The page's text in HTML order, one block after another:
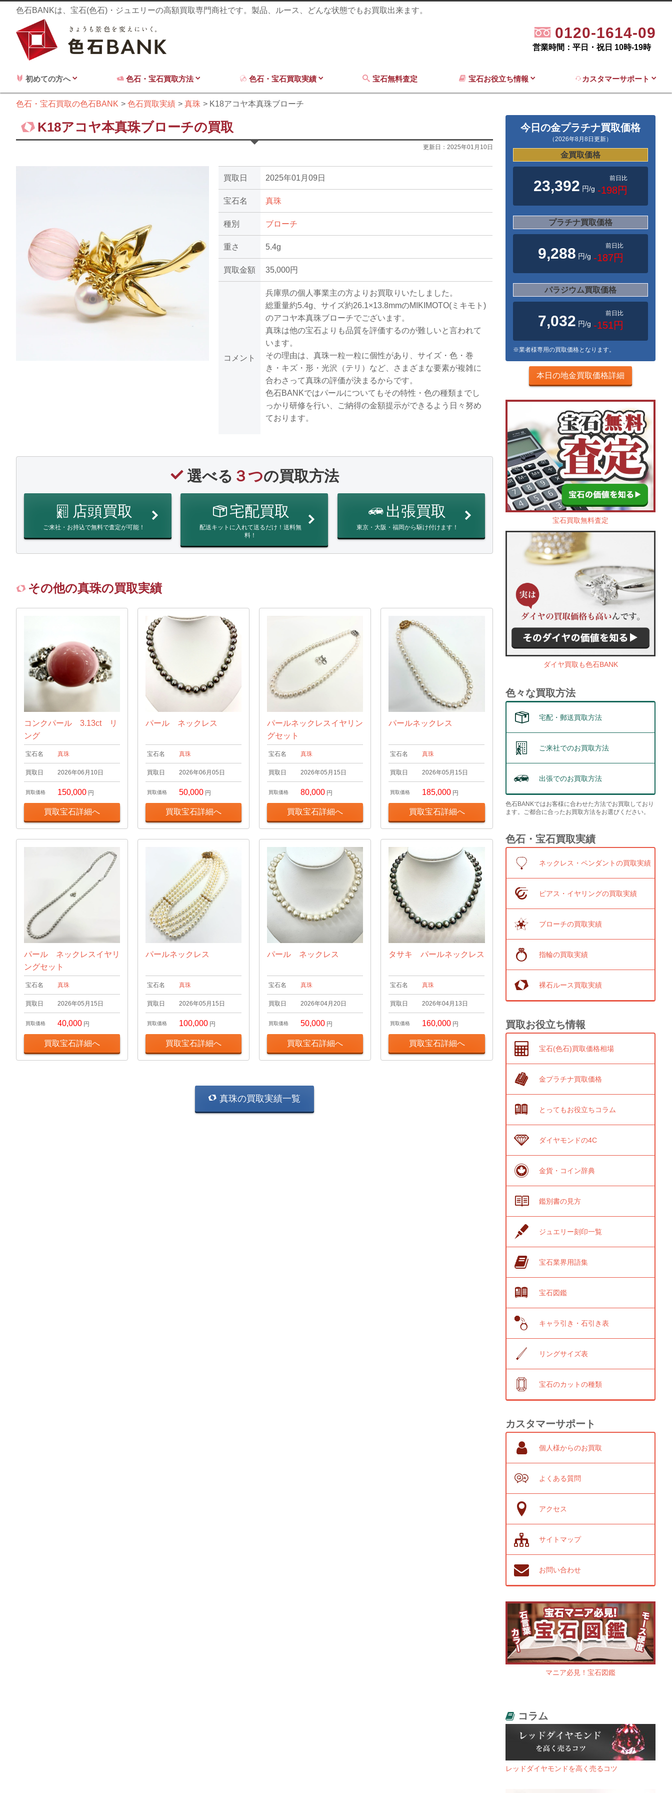
色石BANKは、宝石(色石)・ジュエリーの高額買取専門商社です。製品、ルース、どんな状態でもお買取出来ます。
0120-1614-09
営業時間：平日・祝日 10時-19時
初めての方へ 色石・宝石買取方法 色石・宝石買取実績 宝石無料査定 宝石お役立ち情報 カスタマーサポート
色石・宝石買取の色石BANK 色石買取実績 真珠 K18アコヤ本真珠ブローチ
K18アコヤ本真珠ブローチの買取
更新日： 2025年01月10日
買取日 2025年01月09日
宝石名 真珠
種別 ブローチ
重さ 5.4g
買取金額 35,000円
コメント
兵庫県の個人事業主の方よりお買取りいたしました。
総重量約5.4g、サイズ約26.1×13.8mmのMIKIMOTO(ミキモト)
のアコヤ本真珠ブローチでございます。
真珠は他の宝石よりも品質を評価するのが難しいと言われて
います。
その理由は、真珠一粒一粒に個性があり、サイズ・色・巻
き・キズ・形・光沢（テリ）など、さまざまな要素が複雑に
合わさって真珠の評価が決まるからです。
色石BANKではパールについてもその特性・色の種類までし
っかり研修を行い、ご納得の金額提示ができるよう日々努め
ております。
選べる ３つの買取方法
店頭買取
ご来社・お持込で無料で査定が可能！
宅配買取
配送キットに入れて送るだけ！送料無
料！
出張買取
東京・大阪・福岡から駆け付けます！
その他の真珠の買取実績
コンクパール 3.13ct リ
ング
宝石名 真珠
買取日 2026年06月10日
買取価格 150,000 円
買取宝石詳細へ
パール ネックレス
宝石名 真珠
買取日 2026年06月05日
買取価格 50,000 円
買取宝石詳細へ
パールネックレスイヤリン
グセット
宝石名 真珠
買取日 2026年05月15日
買取価格 80,000 円
買取宝石詳細へ
パールネックレス
宝石名 真珠
買取日 2026年05月15日
買取価格 185,000 円
買取宝石詳細へ
パール ネックレスイヤリ
ングセット
宝石名 真珠
買取日 2026年05月15日
買取価格 40,000 円
買取宝石詳細へ
パールネックレス
宝石名 真珠
買取日 2026年05月15日
買取価格 100,000 円
買取宝石詳細へ
パール ネックレス
宝石名 真珠
買取日 2026年04月20日
買取価格 50,000 円
買取宝石詳細へ
タサキ パールネックレス
宝石名 真珠
買取日 2026年04月13日
買取価格 160,000 円
買取宝石詳細へ
真珠の買取実績一覧
今日の金プラチナ買取価格
（2026年8月8日更新）
金買取価格
23,392 円/g
前日比
-198円
プラチナ買取価格
9,288 円/g
前日比
-187円
パラジウム買取価格
7,032 円/g
前日比
-151円
※業者様専用の買取価格となります。
本日の地金買取価格詳細
宝石買取無料査定
ダイヤ買取も色石BANK
色々な買取方法
宅配・郵送買取方法
ご来社でのお買取方法
出張でのお買取方法
色石BANKではお客様に合わせた方法でお買取しており
ます。ご都合に合ったお買取方法をお選びください。
色石・宝石買取実績
ネックレス・ペンダントの買取実績
ピアス・イヤリングの買取実績
ブローチの買取実績
指輪の買取実績
裸石ルース買取実績
買取お役立ち情報
宝石(色石)買取価格相場
金プラチナ買取価格
とってもお役立ちコラム
ダイヤモンドの4C
金貨・コイン辞典
鑑別書の見方
ジュエリー刻印一覧
宝石業界用語集
宝石図鑑
キャラ引き・石引き表
リングサイズ表
宝石のカットの種類
カスタマーサポート
個人様からのお買取
よくある質問
アクセス
サイトマップ
お問い合わせ
マニア必見！宝石図鑑
コラム
レッドダイヤモンドを高く売るコツ